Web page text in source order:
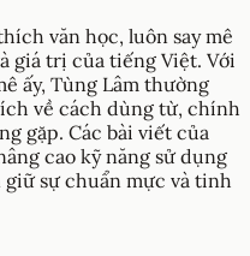
văn học, luôn say mê
giá trị của tiếng Việt. Với
ấy, Tùng Lâm thường
về cách dùng từ, chính
gặp. Các bài viết của
cao kỹ năng sử dụng
sự chuẩn mực và tinh